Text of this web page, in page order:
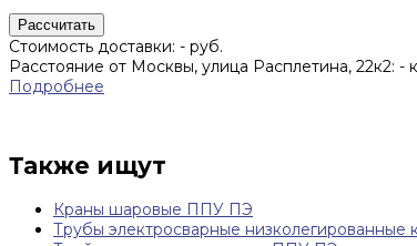
Рассчитать
Стоимость доставки: - руб.
Расстояние от Москвы, улица Расплетина, 22к2: -
Подробнее
Также ищут
Краны шаровые ППУ ПЭ
Трубы электросварные низколегированные